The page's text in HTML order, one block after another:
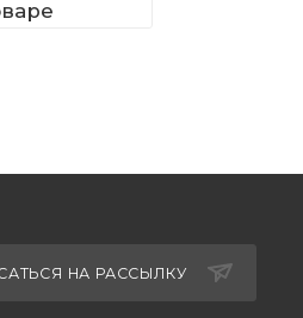
НА РАССЫЛКУ